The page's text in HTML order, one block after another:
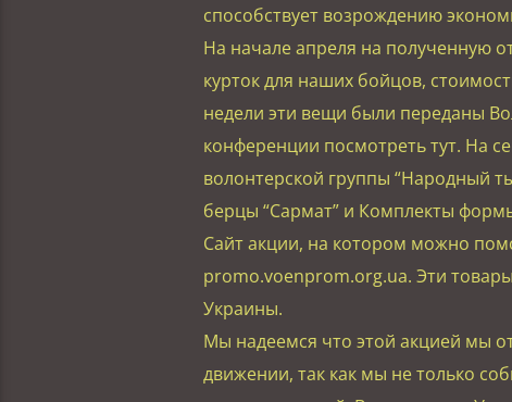
способствует возрождению
На начале апреля на полученную
курток для наших бойцов,
недели эти вещи были переданы
конференции посмотреть тут. На
волонтерской группы “Народный
берцы “Сармат” и Комплекты
Сайт акции, на котором можно
promo.voenprom.org.ua. Эти
Украины.
Мы надеемся что этой акцией мы
движении, так как мы не только